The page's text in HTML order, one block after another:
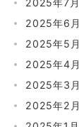
2025年7月
2025年6月
2025年5月
2025年4月
2025年3月
2025年2月